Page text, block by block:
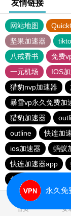
友情链接
网站地图
坚果加速器
八戒看书
免费
一元机场
IOS
猎豹nvp加速器
暴雪vp永久免费加
猎豹加速器
outline
快连加
ios加速器
蚂蚁
快连加速器app
免费VP加速器
首页 安
永久免